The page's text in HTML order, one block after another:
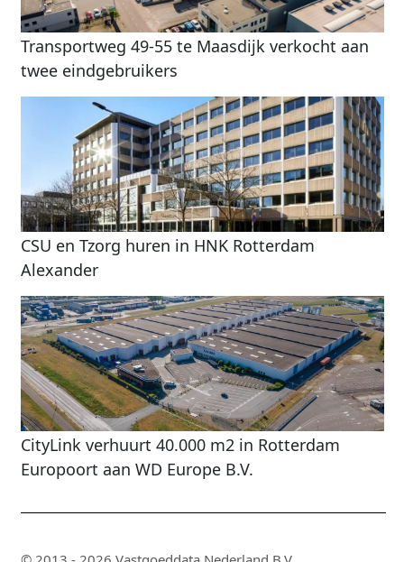
Transportweg 49-55 te Maasdijk verkocht aan
twee eindgebruikers
CSU en Tzorg huren in HNK Rotterdam
Alexander
CityLink verhuurt 40.000 m2 in Rotterdam
Europoort aan WD Europe B.V.